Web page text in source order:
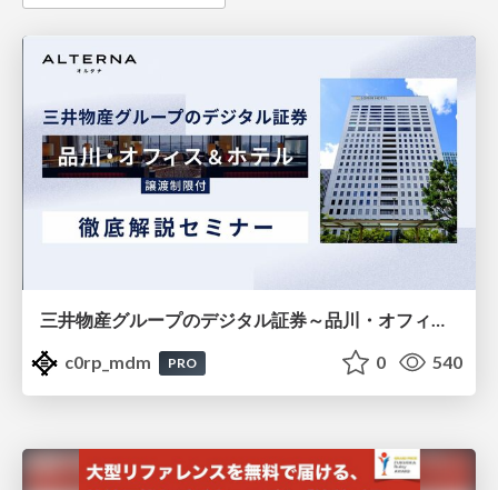
三井物産グループのデジタル証券～品川・オフィス＆ホテル～徹底解説セミナー
c0rp_mdm
PRO 0 540